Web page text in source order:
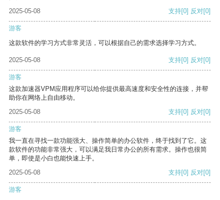
2025-05-08
支持[0] 反对[0]
游客
这款软件的学习方式非常灵活，可以根据自己的需求选择学习方式。
2025-05-08 支持[0] 反对[0]
游客
这款加速器VPM应用程序可以给你提供最高速度和安全性的连接，并帮
助你在网络上自由移动。
2025-05-08
支持[0] 反对[0]
游客
我一直在寻找一款功能强大、操作简单的办公软件，终于找到了它。这
款软件的功能非常强大，可以满足我日常办公的所有需求。操作也很简
单，即使是小白也能快速上手。
2025-05-08
支持[0] 反对[0]
游客